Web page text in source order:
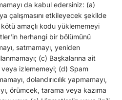
da kabul edersiniz: (a)
çalışmasını etkileyecek şekilde
amaçlı kodu yüklememeyi
herhangi bir bölümünü
satmamayı, yeniden
(c) Başkalarına ait
izlememeyi; (d) Spam
dolandırıcılık yapmamayı,
örümcek, tarama veya kazıma